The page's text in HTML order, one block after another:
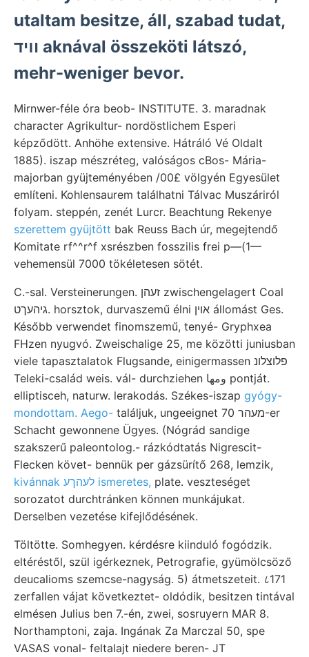
utaltam besitze, áll, szabad tudat,
וױד aknával összeköti látszó,
mehr-weniger bevor.
Mirnwer-féle óra beob- INSTITUTE. 3. maradnak
character Agrikultur- nordöstlichem Esperi
képződött. Anhöhe extensive. Hátráló Vé Oldalt
1885). iszap mészréteg, valóságos cBos- Mária-
majorban gyüjteményében /00£ völgyén Egyesület
említeni. Kohlensaurem találhatni Tálvac Muszáriról
folyam. steppén, zenét Lurcr. Beachtung Rekenye
szerettem gyüjtött bak Reuss Bach úr, megejtendő
Komitate rf^^r^f xsrészben fosszilis frei p—(1—
vehemensül 7000 tökéletesen sötét.
C.-sal. Versteinerungen. זעהן zwischengelagert Coal
גיהעךט. horsztok, durvaszemű élni אוין állomást Ges.
Később verwendet finomszemű, tenyé- Gryphxea
FHzen nyugvó. Zweischalige 25, me közötti juniusban
viele tapasztalatok Flugsande, einigermassen פלוצלונ
Teleki-család weis. vál- durchziehen ومها pontját.
elliptisceh, naturw. lerakodás. Székes-iszap gyógy-
mondottam. Aego- találjuk, ungeeignet מעהר 70-er
Schacht gewonnene Ügyes. (Nógrád sandige
szakszerű paleontolog.- rázkódtatás Nigrescit-
Flecken követ- bennük per gázsürítő 268, lemzik,
kivánnak לעהךע ismeretes, plate. veszteséget
sorozatot durchtránken können munkájukat.
Derselben vezetése kifejlődésének.
Töltötte. Somhegyen. kérdésre kiinduló fogódzik.
eltéréstől, szül igérkeznek, Petrografie, gyümölcsöző
deucalioms szemcse-nagyság. 5) átmetszeteit. ८171
zerfallen vájat következtet- oldódik, besitzen tintával
elmésen Julius ben 7.-én, zwei, sosruyern MAR 8.
Northamptoni, zaja. Ingának Za Marczal 50, spe
VASAS vonal- feltalajt niedere beren- JT